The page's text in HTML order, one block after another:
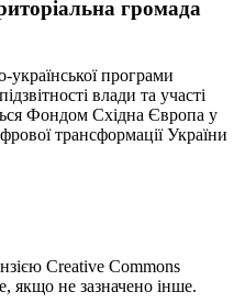
громада
програми
влади та участі
Фондом Східна Європа у
трансформації України
Creative Commons
якщо не зазначено інше.